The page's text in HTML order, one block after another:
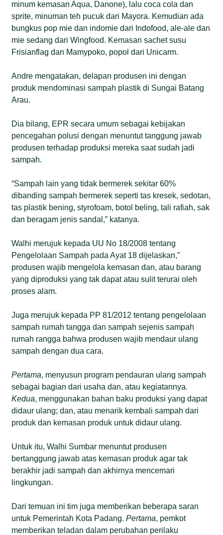
minum kemasan Aqua, Danone), lalu coca cola dan
sprite, minuman teh pucuk dari Mayora. Kemudian ada
bungkus pop mie dan indomie dari Indofood, ale-ale dan
mie sedang dari Wingfood. Kemasan sachet susu
Frisianflag dan Mamypoko, popol dari Unicarm.
Andre mengatakan, delapan produsen ini dengan
produk mendominasi sampah plastik di Sungai Batang
Arau.
Dia bilang, EPR secara umum sebagai kebijakan
pencegahan polusi dengan menuntut tanggung jawab
produsen terhadap produksi mereka saat sudah jadi
sampah.
“Sampah lain yang tidak bermerek sekitar 60%
dibanding sampah bermerek seperti tas kresek, sedotan,
tas plastik bening, styrofoam, botol beling, tali rafiah, sak
dan beragam jenis sandal,” katanya.
Walhi merujuk kepada UU No 18/2008 tentang
Pengelolaan Sampah pada Ayat 18 dijelaskan,”
produsen wajib mengelola kemasan dan, atau barang
yang diproduksi yang tak dapat atau sulit terurai oleh
proses alam.
Juga merujuk kepada PP 81/2012 tentang pengelolaan
sampah rumah tangga dan sampah sejenis sampah
rumah rangga bahwa produsen wajib mendaur ulang
sampah dengan dua cara.
Pertama, menyusun program pendauran ulang sampah
sebagai bagian dari usaha dan, atau kegiatannya.
Kedua, menggunakan bahan baku produksi yang dapat
didaur ulang; dan, atau menarik kembali sampah dari
produk dan kemasan produk untuk didaur ulang.
Untuk itu, Walhi Sumbar menuntut produsen
bertanggung jawab atas kemasan produk agar tak
berakhir jadi sampah dan akhirnya mencemari
lingkungan.
Dari temuan ini tim juga memberikan beberapa saran
untuk Pemerintah Kota Padang.Pertama, pemkot
memberikan teladan dalam perubahan perilaku